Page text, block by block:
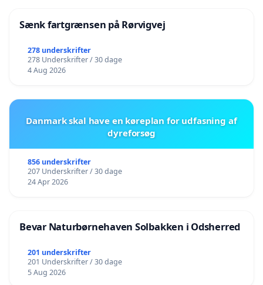
Sænk fartgrænsen på Rørvigvej
278 underskrifter
278 Underskrifter / 30 dage
4 Aug 2026
Danmark skal have en køreplan for udfasning af
dyreforsøg
856 underskrifter
207 Underskrifter / 30 dage
24 Apr 2026
Bevar Naturbørnehaven Solbakken i Odsherred
201 underskrifter
201 Underskrifter / 30 dage
5 Aug 2026